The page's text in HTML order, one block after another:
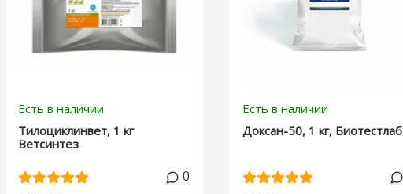
Есть в наличии
Тилоциклинвет, 1 кг
Ветсинтез
0
Есть в наличии
Доксан-50, 1 кг, Биотестлаб